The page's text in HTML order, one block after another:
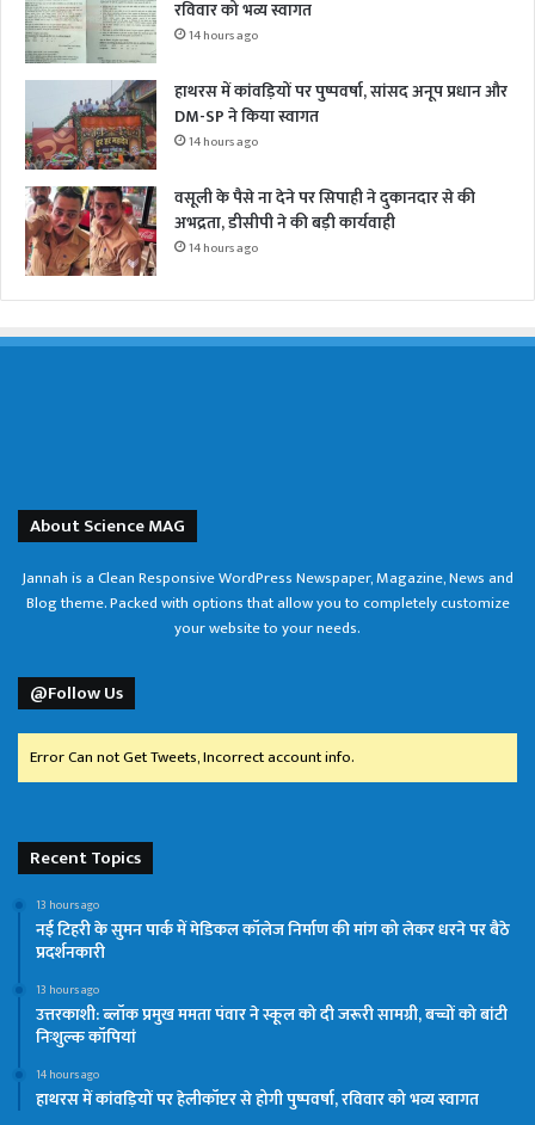
रविवार को भव्य स्वागत
14 hours ago
हाथरस में कांवड़ियों पर पुष्पवर्षा, सांसद अनूप प्रधान और
DM-SP ने किया स्वागत
14 hours ago
वसूली के पैसे ना देने पर सिपाही ने दुकानदार से की
अभद्रता, डीसीपी ने की बड़ी कार्यवाही
14 hours ago
About Science MAG
Jannah is a Clean Responsive WordPress Newspaper, Magazine, News and
Blog theme. Packed with options that allow you to completely customize
your website to your needs.
@Follow Us
Error Can not Get Tweets, Incorrect account info.
Recent Topics
13 hours ago
नई टिहरी के सुमन पार्क में मेडिकल कॉलेज निर्माण की मांग को लेकर धरने पर बैठे
प्रदर्शनकारी
13 hours ago
उत्तरकाशी: ब्लॉक प्रमुख ममता पंवार ने स्कूल को दी जरूरी सामग्री, बच्चों को बांटी
निःशुल्क कॉपियां
14 hours ago
हाथरस में कांवड़ियों पर हेलीकॉप्टर से होगी पुष्पवर्षा, रविवार को भव्य स्वागत